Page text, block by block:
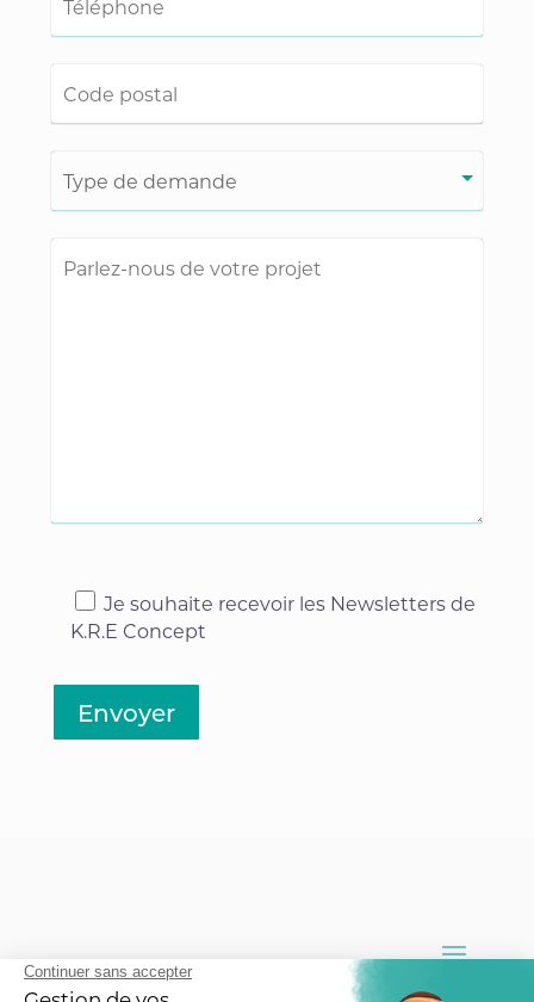
Je souhaite recevoir les Newsletters de
K.R.E Concept
Envoyer